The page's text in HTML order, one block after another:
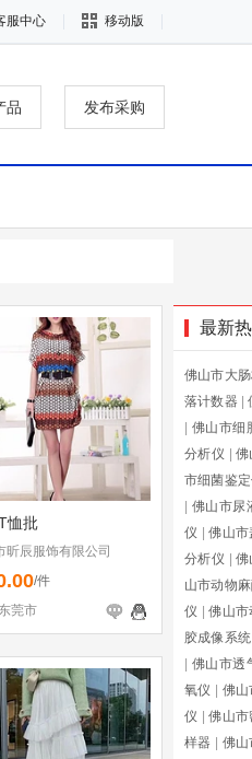
服中心 移动版
品 发布采购
恤批
昕辰服饰有限公司
/件
莞市
最新
佛山市大
落计数器
佛山市细
分析仪
佛
市细菌鉴
佛山市尿
仪
佛山市
分析仪
佛
山市动物
仪
佛山市
胶成像系统
佛山市透
氧仪
佛山
仪
佛山市
样器
佛